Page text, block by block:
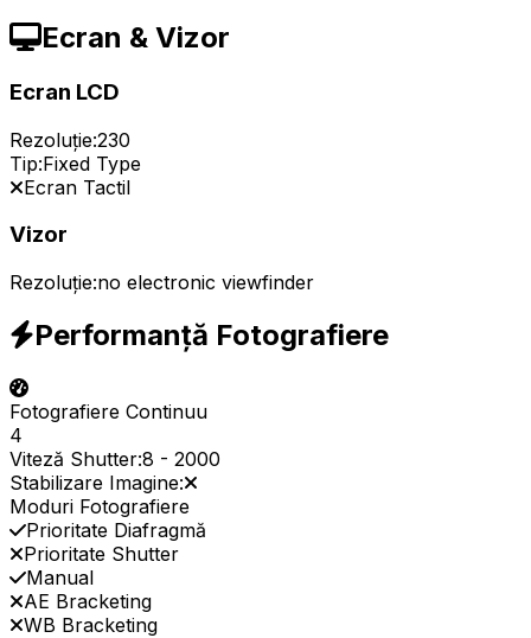
Ecran & Vizor
Ecran LCD
Rezoluție:230
Tip:Fixed Type
Ecran Tactil
Vizor
Rezoluție:no electronic viewfinder
Performanță Fotografiere
Fotografiere Continuu
4
Viteză Shutter:8 - 2000
Stabilizare Imagine:
Moduri Fotografiere
Prioritate Diafragmă
Prioritate Shutter
Manual
AE Bracketing
WB Bracketing